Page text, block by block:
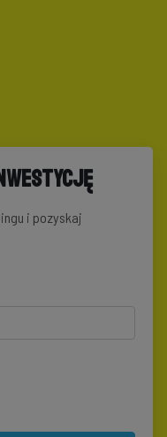
i pozyskaj